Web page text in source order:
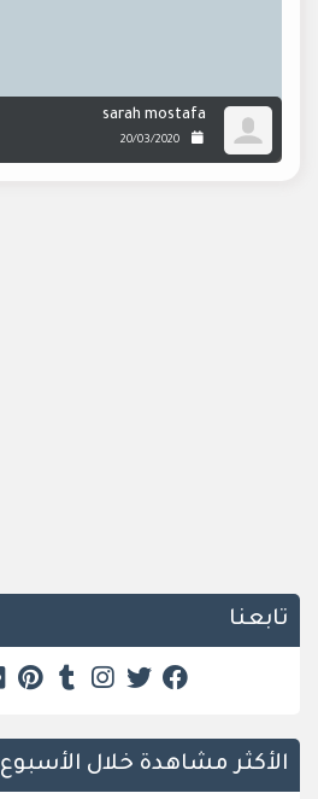
sarah mostafa
20/03/2020
تابعنا
الأكثر مشاهدة خلال الأسبوع